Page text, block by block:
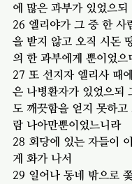
에 많은 과부가 있었으되
26 엘리야가 그 중 한 사
을 받지 않고 오직 시돈
의 한 과부에게 뿐이었으
27 또 선지자 엘리사 때
은 나병환자가 있었으되
도 깨끗함을 얻지 못하고
람 나아만뿐이었느니라
28 회당에 있는 자들이
게 화가 나서
29 일어나 동네 밖으로